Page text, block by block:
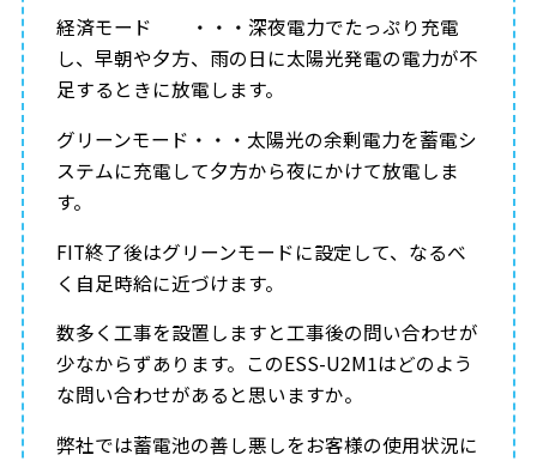
経済モード ・・・深夜電力でたっぷり充電
し、早朝や夕方、雨の日に太陽光発電の電力が不
足するときに放電します。
グリーンモード・・・太陽光の余剰電力を蓄電シ
ステムに充電して夕方から夜にかけて放電しま
す。
FIT終了後はグリーンモードに設定して、なるべ
く自足時給に近づけます。
数多く工事を設置しますと工事後の問い合わせが
少なからずあります。このESS-U2M1はどのよう
な問い合わせがあると思いますか。
弊社では蓄電池の善し悪しをお客様の使用状況に